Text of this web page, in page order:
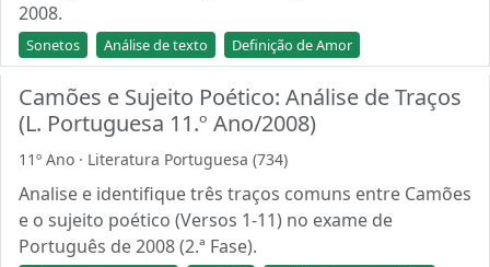
2008.
Sonetos Análise de texto Definição de Amor
Camões e Sujeito Poético: Análise de Traços
(L. Portuguesa 11.º Ano/2008)
11º Ano · Literatura Portuguesa (734)
Analise e identifique três traços comuns entre Camões
e o sujeito poético (Versos 1-11) no exame de
Português de 2008 (2.ª Fase).